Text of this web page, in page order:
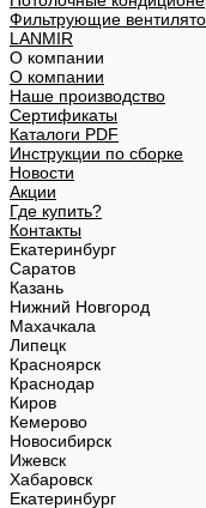
Фильтрующие
LANMIR
О компании
О компании
Наше производство
Сертификаты
Каталоги PDF
Инструкции по сборке
Новости
Акции
Где купить?
Контакты
Екатеринбург
Саратов
Казань
Нижний Новгород
Махачкала
Липецк
Красноярск
Краснодар
Киров
Кемерово
Новосибирск
Ижевск
Хабаровск
Екатеринбург